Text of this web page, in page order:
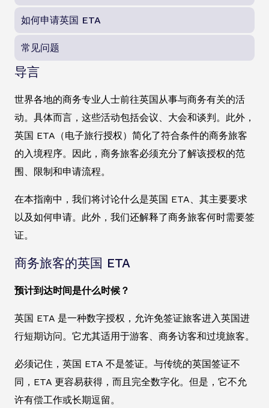
如何申请英国 ETA
常见问题
导言
世界各地的商务专业人士前往英国从事与商务有关的活
动。具体而言，这些活动包括会议、大会和谈判。此外，
英国 ETA（电子旅行授权）简化了符合条件的商务旅客
的入境程序。因此，商务旅客必须充分了解该授权的范
围、限制和申请流程。
在本指南中，我们将讨论什么是英国 ETA、其主要要求
以及如何申请。此外，我们还解释了商务旅客何时需要签
证。
商务旅客的英国 ETA
预计到达时间是什么时候？
英国 ETA 是一种数字授权，允许免签证旅客进入英国进
行短期访问。它尤其适用于游客、商务访客和过境旅客。
必须记住，英国 ETA 不是签证。与传统的英国签证不
同，ETA 更容易获得，而且完全数字化。但是，它不允
许有偿工作或长期逗留。